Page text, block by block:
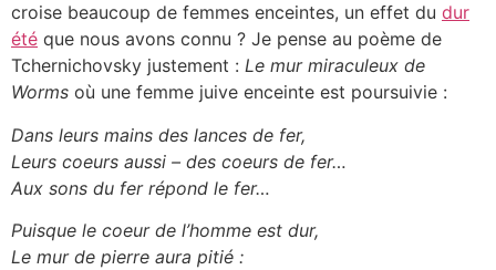
croise beaucoup de femmes enceintes, un effet du dur
été que nous avons connu ? Je pense au poème de
Tchernichovsky justement : Le mur miraculeux de
Worms où une femme juive enceinte est poursuivie :
Dans leurs mains des lances de fer,
Leurs coeurs aussi – des coeurs de fer…
Aux sons du fer répond le fer…
Puisque le coeur de l’homme est dur,
Le mur de pierre aura pitié :